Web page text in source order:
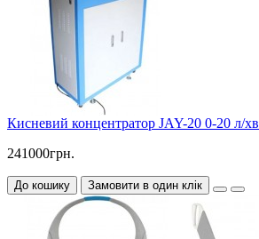
Кисневий концентратор JAY-20 0-20 л/хв
241000грн.
До кошику Замовити в один клік